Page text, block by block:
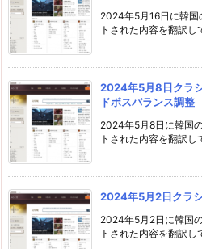
2024年5月16日に韓国
トされた内容を翻訳し
2024年5月8日クラ
ドボスバランス調整
2024年5月8日に韓国
トされた内容を翻訳し
2024年5月2日クラ
2024年5月2日に韓国
トされた内容を翻訳し